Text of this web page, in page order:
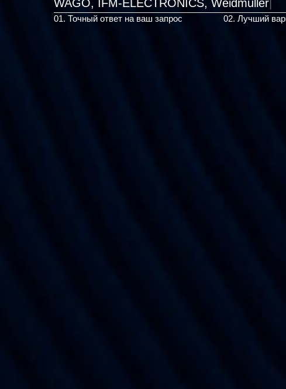
WAGO, |
01. Точный ответ на ваш запрос 02. Лучший